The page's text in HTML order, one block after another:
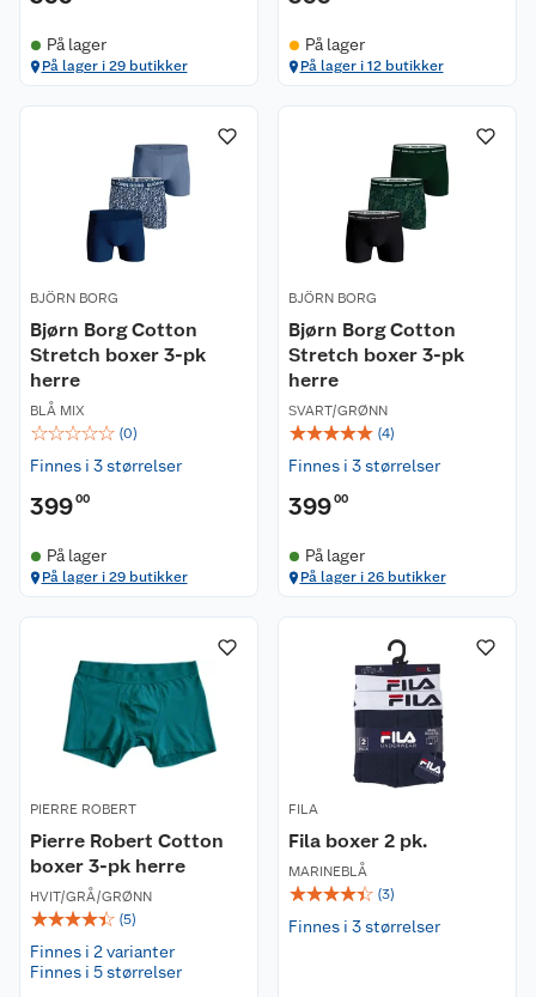
På lager
På lager i 29 butikker
På lager
På lager i 12 butikker
BJÖRN BORG
Bjørn Borg Cotton
Stretch boxer 3-pk
herre
BLÅ MIX
☆☆☆☆☆ (0)
Finnes i 3 størrelser
39900
På lager
På lager i 29 butikker
BJÖRN BORG
Bjørn Borg Cotton
Stretch boxer 3-pk
herre
SVART/GRØNN
☆☆☆☆☆ (4)
Finnes i 3 størrelser
39900
På lager
På lager i 26 butikker
PIERRE ROBERT
Pierre Robert Cotton
boxer 3-pk herre
HVIT/GRÅ/GRØNN
☆☆☆☆☆ (5)
Finnes i 2 varianter
Finnes i 5 størrelser
FILA
Fila boxer 2 pk.
MARINEBLÅ
☆☆☆☆☆ (3)
Finnes i 3 størrelser